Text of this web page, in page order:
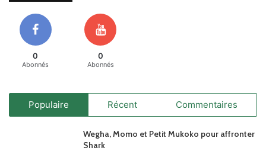
0
Abonnés
0
Abonnés
Populaire Récent Commentaires
Wegha, Momo et Petit Mukoko pour affronter
Shark